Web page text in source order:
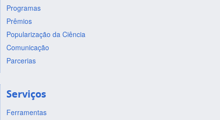
Programas
Prêmios
Popularização da Ciência
Comunicação
Parcerias
Serviços
Ferramentas